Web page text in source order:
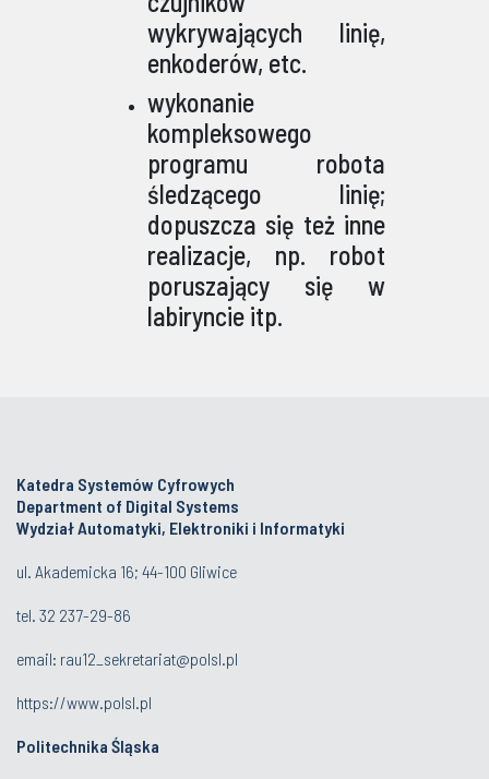
wykrywających linię,
enkoderów, etc.
wykonanie
kompleksowego
programu robota
śledzącego linię;
dopuszcza się też inne
realizacje, np. robot
poruszający się w
labiryncie itp.
Katedra Systemów Cyfrowych
Department of Digital Systems
Wydział Automatyki, Elektroniki i Informatyki
ul. Akademicka 16; 44-100 Gliwice
tel. 32 237-29-86
email: rau12_sekretariat@polsl.pl
https://www.polsl.pl
Politechnika Śląska